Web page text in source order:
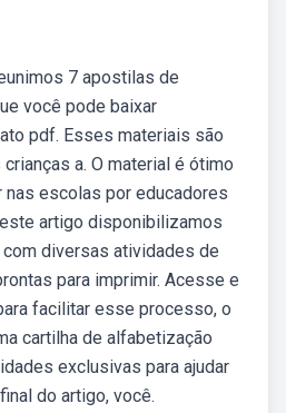
7 apostilas de
você pode baixar
pdf. Esses materiais são
a. O material é ótimo
nas escolas por educadores
artigo disponibilizamos
diversas atividades de
para imprimir. Acesse e
facilitar esse processo, o
cartilha de alfabetização
exclusivas para ajudar
do artigo, você.